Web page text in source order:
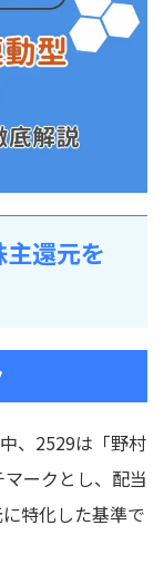
還元を
、2529は「野村
ークとし、配当
特化した基準で